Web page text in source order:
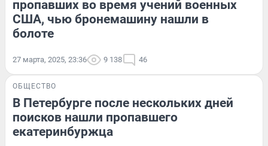
пропавших во время учений военных
США, чью бронемашину нашли в
болоте
27 марта, 2025, 23:36 9 138 46
ОБЩЕСТВО
В Петербурге после нескольких дней
поисков нашли пропавшего
екатеринбуржца